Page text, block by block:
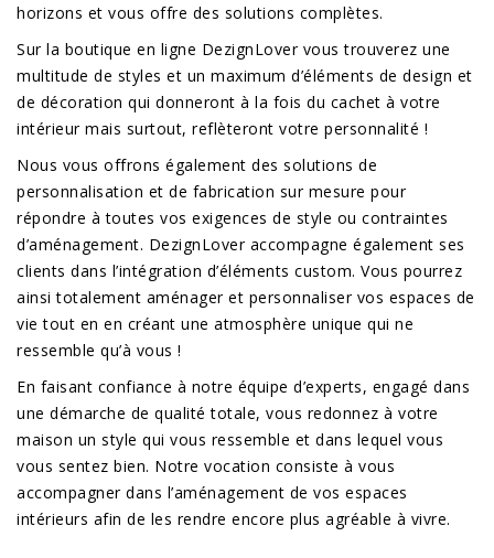
horizons et vous offre des solutions complètes.
Sur la boutique en ligne DezignLover vous trouverez une
multitude de styles et un maximum d’éléments de design et
de décoration qui donneront à la fois du cachet à votre
intérieur mais surtout, reflèteront votre personnalité !
Nous vous offrons également des solutions de
personnalisation et de fabrication sur mesure pour
répondre à toutes vos exigences de style ou contraintes
d’aménagement. DezignLover accompagne également ses
clients dans l’intégration d’éléments custom. Vous pourrez
ainsi totalement aménager et personnaliser vos espaces de
vie tout en en créant une atmosphère unique qui ne
ressemble qu’à vous !
En faisant confiance à notre équipe d’experts, engagé dans
une démarche de qualité totale, vous redonnez à votre
maison un style qui vous ressemble et dans lequel vous
vous sentez bien. Notre vocation consiste à vous
accompagner dans l’aménagement de vos espaces
intérieurs afin de les rendre encore plus agréable à vivre.